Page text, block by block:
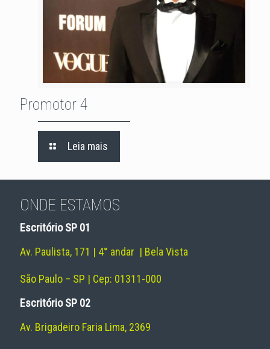
Promotor 4
Leia mais
ONDE ESTAMOS
Escritório SP 01
Av. Paulista, 171 | 4° andar | Bela Vista
São Paulo – SP | Cep: 01311-000
Escritório SP 02
Av. Brigadeiro Faria Lima, 2369